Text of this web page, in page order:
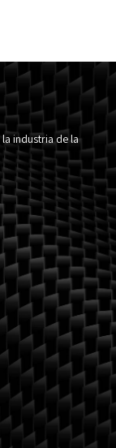
industria de la